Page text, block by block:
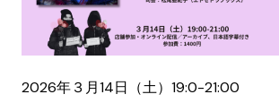
2026年３月14日（土）19:0-21:00